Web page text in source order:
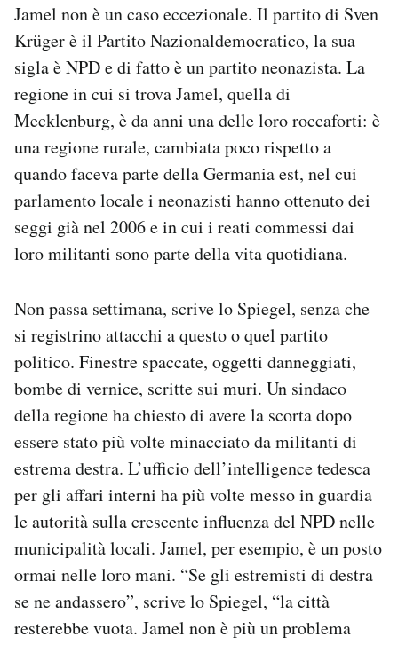
Jamel non è un caso eccezionale. Il partito di Sven
Krüger è il Partito Nazionaldemocratico, la sua
sigla è NPD e di fatto è un partito neonazista. La
regione in cui si trova Jamel, quella di
Mecklenburg, è da anni una delle loro roccaforti: è
una regione rurale, cambiata poco rispetto a
quando faceva parte della Germania est, nel cui
parlamento locale i neonazisti hanno ottenuto dei
seggi già nel 2006 e in cui i reati commessi dai
loro militanti sono parte della vita quotidiana.
Non passa settimana, scrive lo Spiegel, senza che
si registrino attacchi a questo o quel partito
politico. Finestre spaccate, oggetti danneggiati,
bombe di vernice, scritte sui muri. Un sindaco
della regione ha chiesto di avere la scorta dopo
essere stato più volte minacciato da militanti di
estrema destra. L’ufficio dell’intelligence tedesca
per gli affari interni ha più volte messo in guardia
le autorità sulla crescente influenza del NPD nelle
municipalità locali. Jamel, per esempio, è un posto
ormai nelle loro mani. “Se gli estremisti di destra
se ne andassero”, scrive lo Spiegel, “la città
resterebbe vuota. Jamel non è più un problema